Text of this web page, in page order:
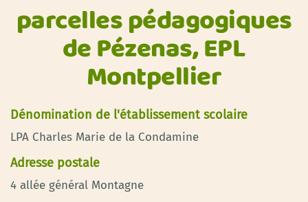
parcelles pédagogiques
de Pézenas, EPL
Montpellier
Dénomination de l'établissement scolaire
LPA Charles Marie de la Condamine
Adresse postale
4 allée général Montagne